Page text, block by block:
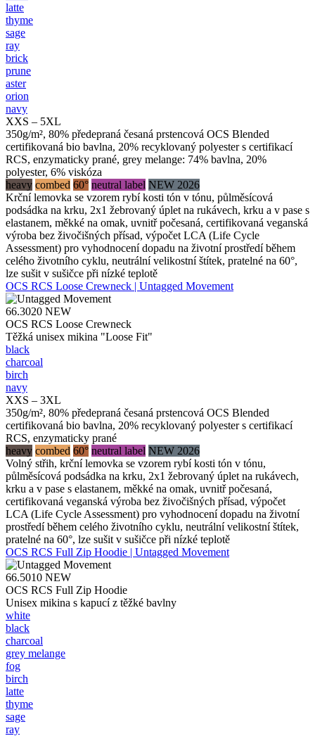
latte
thyme
sage
ray
brick
prune
aster
orion
navy
XXS – 5XL
350g/m², 80% předepraná česaná prstencová OCS Blended
certifikovaná bio bavlna, 20% recyklovaný polyester s certifikací
RCS, enzymaticky prané, grey melange: 74% bavlna, 20%
polyester, 6% viskóza
heavy combed 60° neutral label NEW 2026
Krční lemovka se vzorem rybí kosti tón v tónu, půlměsícová
podsádka na krku, 2x1 žebrovaný úplet na rukávech, krku a v pase s
elastanem, měkké na omak, uvnitř počesaná, certifikovaná veganská
výroba bez živočišných přísad, výpočet LCA (Life Cycle
Assessment) pro vyhodnocení dopadu na životní prostředí během
celého životního cyklu, neutrální velikostní štítek, pratelné na 60°,
lze sušit v sušičce při nízké teplotě
OCS RCS Loose Crewneck | Untagged Movement
66.3020 NEW
OCS RCS Loose Crewneck
Těžká unisex mikina "Loose Fit"
black
charcoal
birch
navy
XXS – 3XL
350g/m², 80% předepraná česaná prstencová OCS Blended
certifikovaná bio bavlna, 20% recyklovaný polyester s certifikací
RCS, enzymaticky prané
heavy combed 60° neutral label NEW 2026
Volný střih, krční lemovka se vzorem rybí kosti tón v tónu,
půlměsícová podsádka na krku, 2x1 žebrovaný úplet na rukávech,
krku a v pase s elastanem, měkké na omak, uvnitř počesaná,
certifikovaná veganská výroba bez živočišných přísad, výpočet
LCA (Life Cycle Assessment) pro vyhodnocení dopadu na životní
prostředí během celého životního cyklu, neutrální velikostní štítek,
pratelné na 60°, lze sušit v sušičce při nízké teplotě
OCS RCS Full Zip Hoodie | Untagged Movement
66.5010 NEW
OCS RCS Full Zip Hoodie
Unisex mikina s kapucí z těžké bavlny
white
black
charcoal
grey melange
fog
birch
latte
thyme
sage
ray